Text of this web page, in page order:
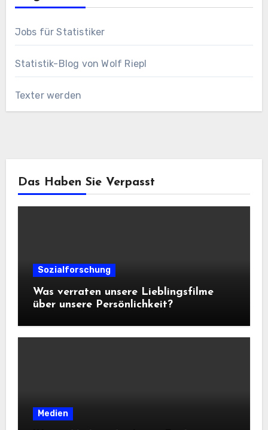
Jobs für Statistiker
Statistik-Blog von Wolf Riepl
Texter werden
Das Haben Sie Verpasst
Sozialforschung
Was verraten unsere Lieblingsfilme
über unsere Persönlichkeit?
Medien